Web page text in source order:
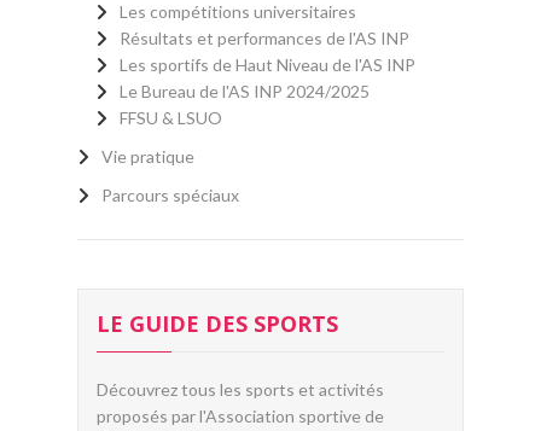
Les compétitions universitaires
Résultats et performances de l'AS INP
Les sportifs de Haut Niveau de l'AS INP
Le Bureau de l'AS INP 2024/2025
FFSU & LSUO
Vie pratique
Parcours spéciaux
LE GUIDE DES SPORTS
Découvrez tous les sports et activités
proposés par l'Association sportive de